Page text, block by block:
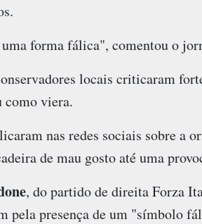
forma fálica", comentou o
locais criticaram
como viera.
nas redes sociais sobre a
de mau gosto até uma
, do partido de direita Forza
pela presença de um "símbolo